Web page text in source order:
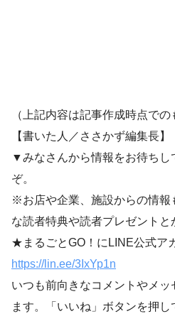
（上記内容は記事作成時点での
【書いた人／ささかず編集長】
▼みなさんから情報をお待ちし
ぞ。
※お店や企業、施設からの情報
な読者特典や読者プレゼントと
★まるごとGO！にLINE公式ア
https://lin.ee/3IxYp1n
いつも前向きなコメントやメ
ます。「いいね」ボタンを押し